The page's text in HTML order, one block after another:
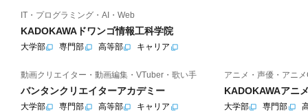
IT・プログラミング・AI・Web
KADOKAWAドワンゴ情報工科学院
大学部 専門部 高等部 キャリア
動画クリエイター・動画編集・VTuber・歌い手
バンタンクリエイターアカデミー
大学部 専門部 高等部 キャリア
アニメ・声優・アニ
KADOKAWAアニ
大学部 専門部